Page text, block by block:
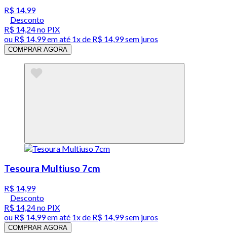
R$ 14,99
Desconto
R$ 14,24no PIX
ou R$ 14,99em até 1x de R$ 14,99sem juros
COMPRAR AGORA
Tesoura Multiuso 7cm
R$ 14,99
Desconto
R$ 14,24no PIX
ou R$ 14,99em até 1x de R$ 14,99sem juros
COMPRAR AGORA